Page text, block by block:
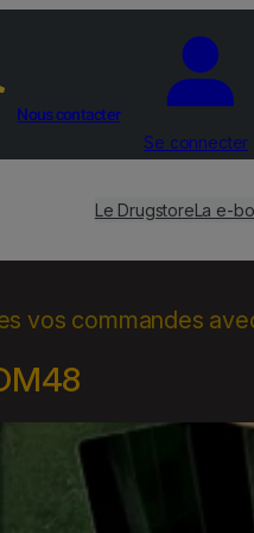
Nous contacter
Se connecter
Le DrugstoreLa e-
vos commandes